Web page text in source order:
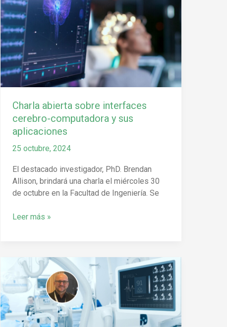
Charla abierta sobre interfaces
cerebro-computadora y sus
aplicaciones
25 octubre, 2024
El destacado investigador, PhD. Brendan
Allison, brindará una charla el miércoles 30
de octubre en la Facultad de Ingeniería. Se
interfaces
cerebro-
computadora
y
sus
aplicaciones
Leer más »
Videoconferencia
Mg.
Murilo
Contó
«Particularidades